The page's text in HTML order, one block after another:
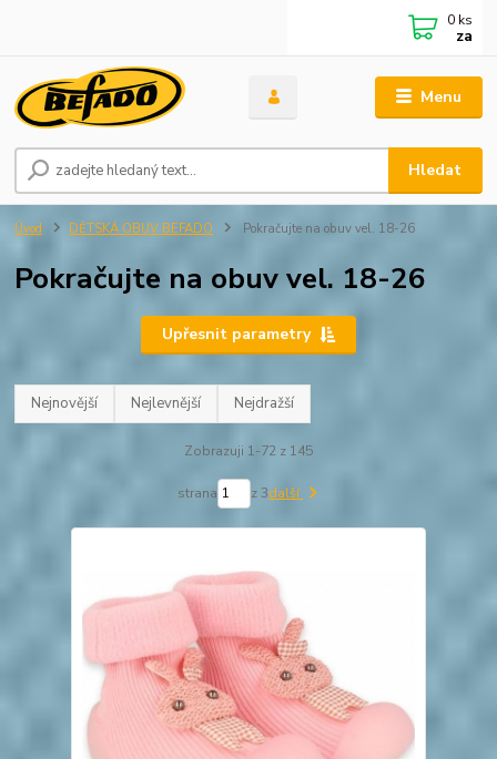
Menu
Hledat
0 ks
za
Úvod DĚTSKÁ OBUV BEFADO Pokračujte na obuv vel. 18-26
Pokračujte na obuv vel. 18-26
Upřesnit parametry
Nejnovější Nejlevnější Nejdražší
Zobrazuji 1-72 z 145
strana z 3další